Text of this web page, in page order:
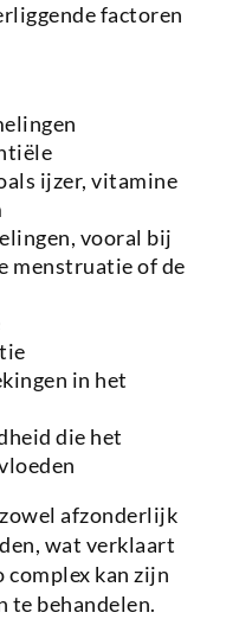
factoren
ijzer, vitamine
vooral bij
menstruatie of de
in het
die het
afzonderlijk
wat verklaart
complex kan zijn
te behandelen.